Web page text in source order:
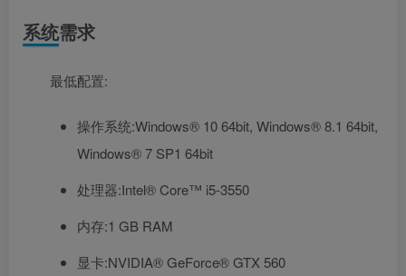
系统需求
最低配置:
操作系统:Windows® 10 64bit, Windows® 8.1 64bit,
Windows® 7 SP1 64bit
处理器:Intel® Core™ i5-3550
内存:1 GB RAM
显卡:NVIDIA® GeForce® GTX 560